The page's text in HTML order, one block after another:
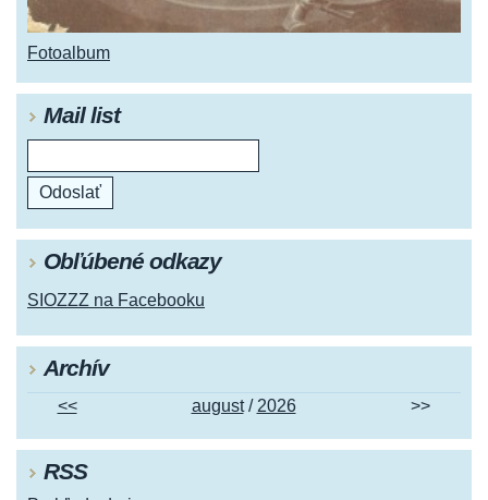
Fotoalbum
Mail list
Obľúbené odkazy
SIOZZZ na Facebooku
Archív
<< august/ 2026 >>
RSS